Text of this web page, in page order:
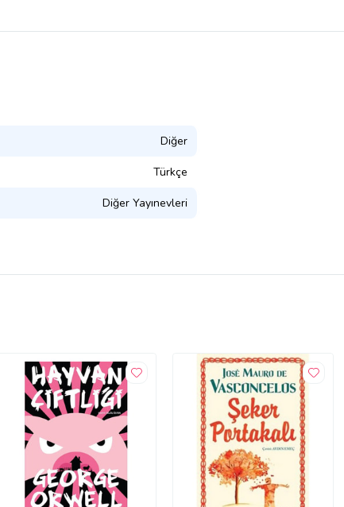
Diğer
Türkçe
Diğer Yayınevleri